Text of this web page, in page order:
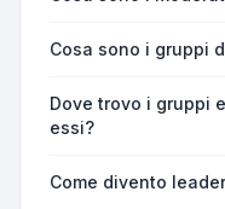
Cosa sono i gruppi
Dove trovo i gruppi
essi?
Come divento